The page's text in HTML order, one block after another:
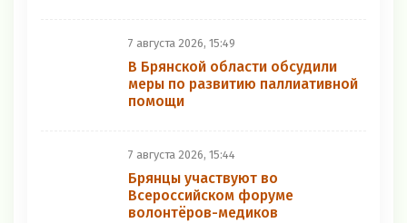
7 августа 2026, 15:49
В Брянской области обсудили
меры по развитию паллиативной
помощи
7 августа 2026, 15:44
Брянцы участвуют во
Всероссийском форуме
волонтёров-медиков